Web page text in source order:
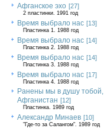
Афганское эхо [27]
2 пластинки. 1991 год
Время выбрало нас [13]
Пластинка 1. 1988 год
Время выбрало нас [14]
Пластинка 2. 1988 год
Время выбрало нас [14]
Пластинка 3. 1988 год
Время выбрало нас [17]
Пластинка 4. 1988 год
Ранены мы в душу тобой,
Афганистан [12]
Пластинка. 1989 год
Александр Минаев [10]
"Где-то за Салангом". 1989 год